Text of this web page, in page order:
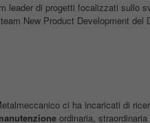
leader di progetti focalizzati sullo
New Product Development
ci ha incaricati di
ordinaria,